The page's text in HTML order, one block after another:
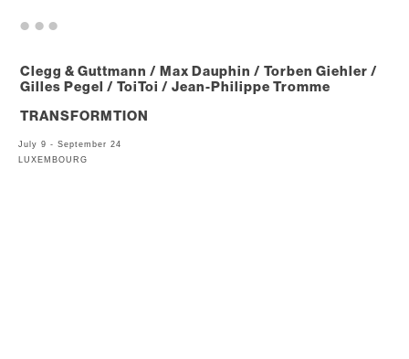
Clegg & Guttmann / Max Dauphin / Torben Giehler /
Gilles Pegel / ToiToi / Jean-Philippe Tromme
TRANSFORMTION
July 9 - September 24
LUXEMBOURG